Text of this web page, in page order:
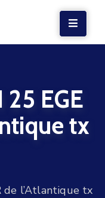
25 EGE
tx
de l’Atlantique tx